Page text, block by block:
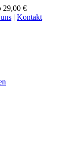
29,00 €
| Kontakt